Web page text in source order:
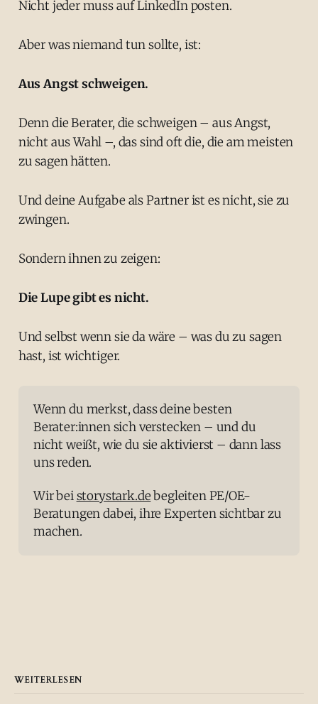
Nicht jeder muss auf LinkedIn posten.
Aber was niemand tun sollte, ist:
Aus Angst schweigen.
Denn die Berater, die schweigen – aus Angst,
nicht aus Wahl –, das sind oft die, die am meisten
zu sagen hätten.
Und deine Aufgabe als Partner ist es nicht, sie zu
zwingen.
Sondern ihnen zu zeigen:
Die Lupe gibt es nicht.
Und selbst wenn sie da wäre – was du zu sagen
hast, ist wichtiger.
Wenn du merkst, dass deine besten
Berater:innen sich verstecken – und du
nicht weißt, wie du sie aktivierst – dann lass
uns reden.
Wir bei storystark.de begleiten PE/OE-
Beratungen dabei, ihre Experten sichtbar zu
machen.
WEITERLESEN